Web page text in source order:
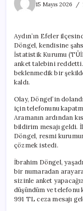
15 Mayıs 2026
Aydın’ın Efeler
Döngel, kendisine
İstatistik Kurumu
anket talebini reddetti.
beklenmedik bir
kaldı.
Olay, Döngel’in
için telefonunu
Aramanın ardından
bildirim mesajı geldi.
Döngel, resmi
çözmek istedi.
İbrahim Döngel,
bir numaradan
sizinle anket
düşündüm ve telefonu
991 TL ceza mesajı